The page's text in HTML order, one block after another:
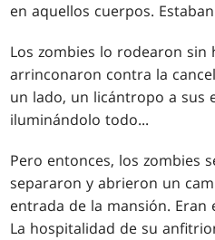
en aquellos cuerpos.
Los zombies lo rodearon sin
arrinconaron contra la
un lado, un licántropo a sus
iluminándolo todo...
Pero entonces, los zombies
separaron y abrieron un
entrada de la mansión. Eran
La hospitalidad de su